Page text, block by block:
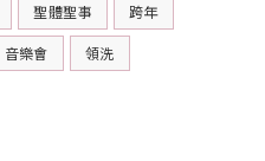
聖體聖事 跨年
音樂會 領洗